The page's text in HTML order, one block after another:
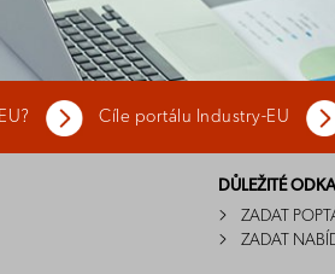
Cíle portálu Industry-EU
DŮLEŽITÉ
ZADAT
ZADAT